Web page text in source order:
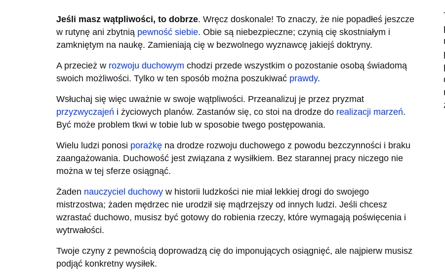
Jeśli masz wątpliwości, to dobrze. Wręcz doskonale! To znaczy, że nie popadłeś jeszcze
w rutynę ani zbytnią pewność siebie. Obie są niebezpieczne; czynią cię skostniałym i
zamkniętym na naukę. Zamieniają cię w bezwolnego wyznawcę jakiejś doktryny.
A przecież w rozwoju duchowym chodzi przede wszystkim o pozostanie osobą świadomą
swoich możliwości. Tylko w ten sposób można poszukiwać prawdy.
Wsłuchaj się więc uważnie w swoje wątpliwości. Przeanalizuj je przez pryzmat
przyzwyczajeń i życiowych planów. Zastanów się, co stoi na drodze do realizacji marzeń.
Być może problem tkwi w tobie lub w sposobie twego postępowania.
Wielu ludzi ponosi porażkę na drodze rozwoju duchowego z powodu bezczynności i braku
zaangażowania. Duchowość jest związana z wysiłkiem. Bez starannej pracy niczego nie
można w tej sferze osiągnąć.
Żaden nauczyciel duchowy w historii ludzkości nie miał lekkiej drogi do swojego
mistrzostwa; żaden mędrzec nie urodził się mądrzejszy od innych ludzi. Jeśli chcesz
wzrastać duchowo, musisz być gotowy do robienia rzeczy, które wymagają poświęcenia i
wytrwałości.
Twoje czyny z pewnością doprowadzą cię do imponujących osiągnięć, ale najpierw musisz
podjąć konkretny wysiłek.